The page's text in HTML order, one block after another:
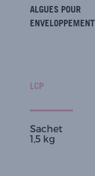
ALGUES POUR
ENVELOPPEMENT
LCP
Sachet
1,5 kg